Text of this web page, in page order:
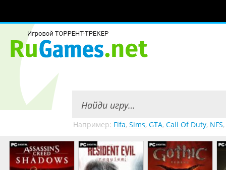
Например: Fifa, Sims, GTA, Call Of Duty, NFS,